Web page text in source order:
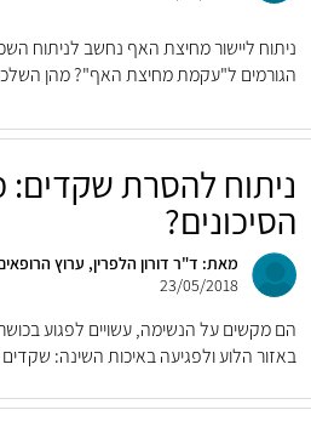
ניתוח ליישור מחיצת האף נחשב לניתוח
הגורמים ל"עקמת מחיצת האף"? מהן
ניתוח להסרת
הסיכונים?
מאת: ד"ר דורון הלפרין, ערוץ
23/05/2018
הם מקשים על הנשימה, עשויים לפגוע
באזור הלוע ולפגיעה באיכות השינה: